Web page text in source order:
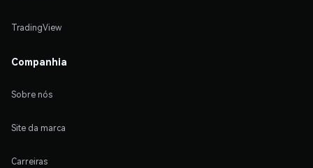
TradingView
Companhia
Sobre nós
Site da marca
Carreiras